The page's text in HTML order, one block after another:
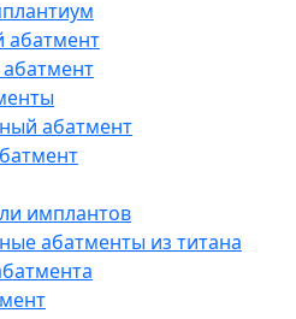
абатмент
абатмент
имплантов
абатменты из титана